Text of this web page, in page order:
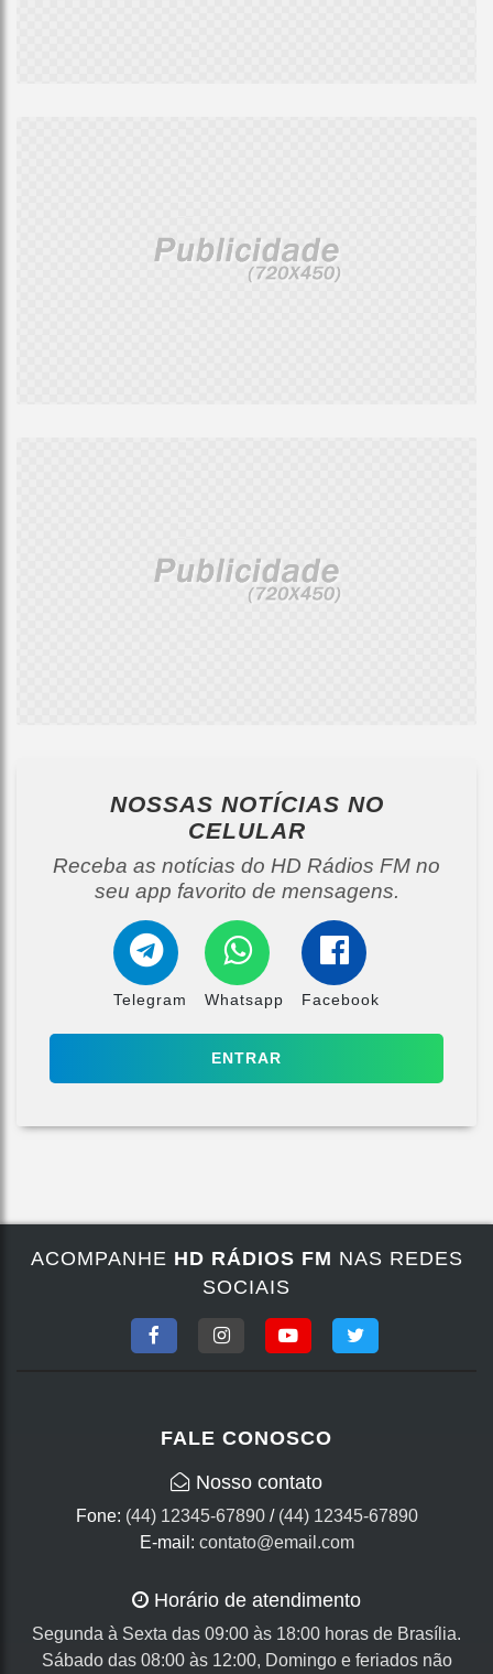
NOSSAS NOTÍCIAS NO
CELULAR
Receba as notícias do HD Rádios FM no
seu app favorito de mensagens.
Telegram Whatsapp Facebook
ENTRAR
ACOMPANHE HD RÁDIOS FM NAS REDES
SOCIAIS
FALE CONOSCO
Nosso contato
Fone: (44) 12345-67890/ (44) 12345-67890
E-mail: contato@email.com
Horário de atendimento
Segunda à Sexta das 09:00 às 18:00 horas de Brasília.
Sábado das 08:00 às 12:00, Domingo e feriados não